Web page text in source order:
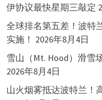
伊协议最快星期三敲定
全球排名第五差！波特
实施！ 2026年8月4日
雪山（Mt. Hood）滑雪
2026年8月4日
山火烟雾抵达波特兰！